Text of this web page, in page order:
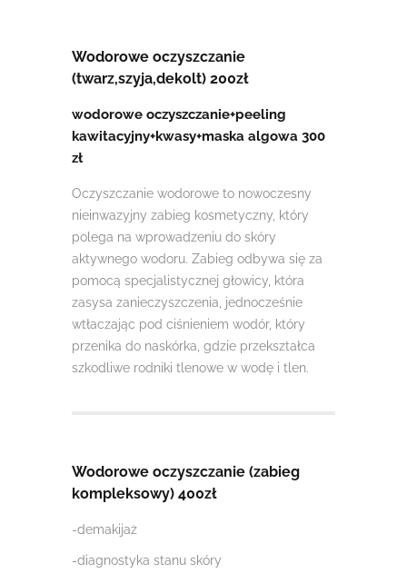
Wodorowe oczyszczanie
(twarz,szyja,dekolt) 200zł
wodorowe oczyszczanie+peeling
kawitacyjny+kwasy+maska algowa 300
zł
Oczyszczanie wodorowe to nowoczesny
nieinwazyjny zabieg kosmetyczny, który
polega na wprowadzeniu do skóry
aktywnego wodoru. Zabieg odbywa się za
pomocą specjalistycznej głowicy, która
zasysa zanieczyszczenia, jednocześnie
wtłaczając pod ciśnieniem wodór, który
przenika do naskórka, gdzie przekształca
szkodliwe rodniki tlenowe w wodę i tlen.
Wodorowe oczyszczanie (zabieg
kompleksowy) 400zł
-demakijaż
-diagnostyka stanu skóry